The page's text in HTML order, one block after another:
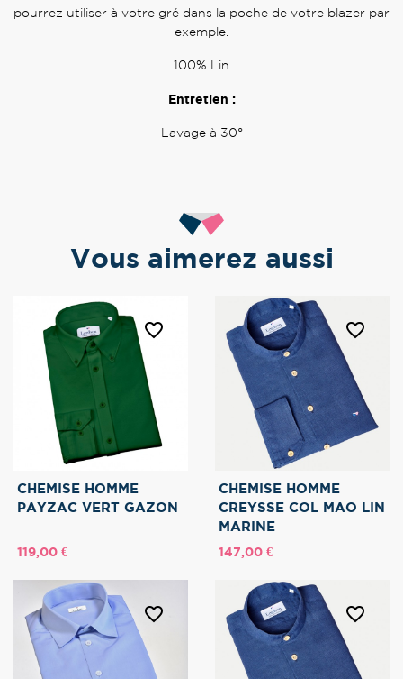
pourrez utiliser à votre gré dans la poche de votre blazer par
exemple.
100% Lin
Entretien :
Lavage à 30°
Vous aimerez aussi
CHEMISE HOMME
PAYZAC VERT GAZON
favorite_border
Prix
119,00 €
CHEMISE HOMME
CREYSSE COL MAO LIN
MARINE
favorite_border
Prix
147,00 €
favorite_border favorite_border